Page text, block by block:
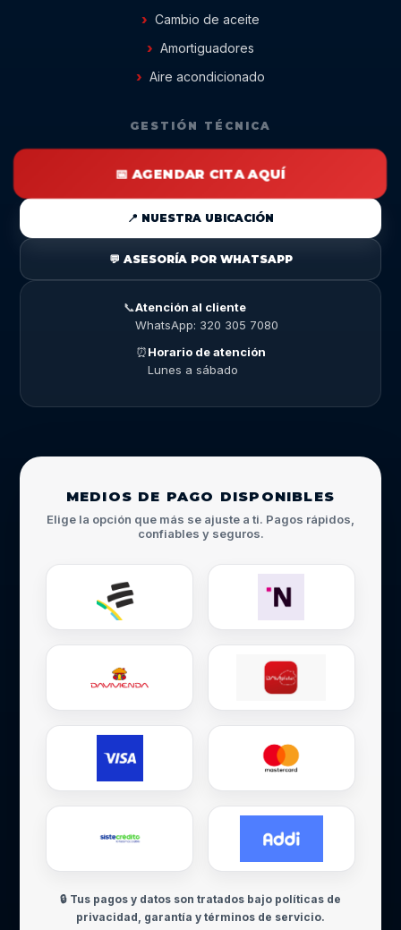
Cambio de aceite
Amortiguadores
Aire acondicionado
GESTIÓN TÉCNICA
📅 AGENDAR CITA AQUÍ
📍 NUESTRA UBICACIÓN
💬 ASESORÍA POR WHATSAPP
📞Atención al cliente
WhatsApp: 320 305 7080
⏰Horario de atención
Lunes a sábado
MEDIOS DE PAGO DISPONIBLES
Elige la opción que más se ajuste a ti. Pagos rápidos,
confiables y seguros.
🔒 Tus pagos y datos son tratados bajo políticas de
privacidad, garantía y términos de servicio.